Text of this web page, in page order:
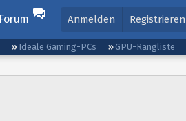
Forum Anmelden Registrieren
Ideale Gaming-PCs GPU-Rangliste